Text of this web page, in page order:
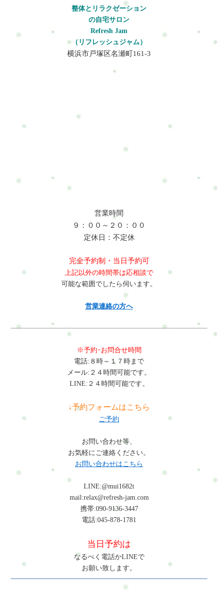
空間周りを気にせず、自分のペースで受けられます。運動が苦
手でも大丈夫ハードな筋トレではなく、“続けやすい体づく
り”を大切にしています。整体だけで終わらせませんほぐすだけ
ではなく、疲れにくい状態を少しずつ目指します。実際にどん
な事をするのかセッション料金◆初回限定セッション80分8,500
を実感しやすくなります。実際に変化を感じている方の多く
運動は行わず、その日の状態に合わせて進めていきますのでご
安心ください。体型に自信がなくて恥ずかしいのですが…気に
ありません。同じようなお悩みをお持ちの方が多く来られてい
ます。ジムやパーソナルトレーニングとの違いは何ですか？
「頑張る場所」ではなく「整える場所」という点が違います。
ですか？はい、大丈夫です。無理な食事制限やきつい運動は行
いませんが、体を整えることで自然と動きやすくなり、結果と
して体の変化を感じる方が多いです。メンタル面のケアも含ま
れていますか？はい、含まれています。呼吸やリラックスの時
間を取り入れ、考えすぎてしまう状態や落ち着かない感覚をや
さしく整えていきます。どんな服装で行けばいいですか？動き
やすい服装であれば大丈夫です。部屋着のようなリラックスで
あります。どれくらい通えば変化を感じますか？個人差はあり
ますが、1回でも「体が軽い」「気持ちがラク」と感じる方が多
いです。継続することで、より安定した変化につながります。
継続しないと意味がありませんか？無理に続ける必要はありま
感じた方だけ継続していただければ大丈夫です。病院に行くほ
どではない不調でも大丈夫ですか？はい、大丈夫です。このコ
的としています。年齢的に遅くないでしょうか？全く問題あり
ません。むしろ「今から少し整えたい」という方に向けたコー
スです。最後に体も心も、少し整うだけで毎日のラクさは変わ
っていきます。Refresh Jamでは、“頑張り続けるため”ではな
く、“無理を減らして続けられる状態”を大切にしています。ご
予約・ご相談はこちらから「何をするか分からなくても大丈夫
です。」がんばれる日じゃなくても大丈夫です。その日のあな
たに合った整え方を、一緒に見つけていきます。ご予約方法電
ビューティー・minimoで予約ができます。ご予約はこちら※不
安なことがあれば、事前にご相談も可能です。まずは短い時間
から試したい方へ120分はしっかり整えるコースですが、・いき
なり長い時間は少し不安・まずは試してみたい・その日だけ軽
く整えたい◆そんな方には■カラダとココロの整え方ミニセッシ
日の状態に合わせる→短い時間でも◆「少しラクになった」と
感じることを大切にしていますこんな方におすすめです・運動
が初めて・苦手・短時間で整えたい・仕事や家事の合間に通い
たい・まずは試してみたい・軽く運動習慣を作りたい・姿勢や
呼吸を整えたい・疲れを溜め込みたくない・定期的にメンテナ
分の内容カラダ・ココロ・体型づくりの中から、1つを選んで集
こんな方へ・頭が休まらない・呼吸が浅い・緊張しやすい・リ
ラックスしたいそんな方へ。内容例・呼吸調整・リラックスケ
軽く体を動かしたい・姿勢を整えたい・運動不足が気になる・
ーニング・姿勢づくり・簡単な運動サポートなどを行います。
※ライトセッション35分は整体は含まれません。実際にどんな
人目を気にせず、ゆっくり整えられます。運動が苦手でも大丈
夫“がんばる運動”ではなく、“続けやすい体づくり”を大切にして
心のラクさにつながっていきます。セッション料金◆初回限定
セッション35分4,500円― 単発受講◆4回チケット（35分×4）
16,000円― 2,000円お得有効期限：1ヶ月以内◆8回チケット（35
分×8）30,000円― 6,000円お得有効期限：2ヶ月以内※人は変化
を与えることができます。※体質改善や慢性的な不調の改善
は、継続することで効果を実感しやすくなります。実際に変化
す。そのため、お得な4回・8回チケットをご用意しています。
大丈夫です。このコースは「できることから始める」ことを大
切にしています。無理な運動は行わず、その日の状態に合わせ
て進めていきますのでご安心ください。体型に自信がなくて恥
ずかしいのですが…気にしなくて大丈夫です。完全予約制のた
ちの方が多く来られています。ジムやパーソナルトレーニング
との違いは何ですか？「頑張る場所」ではなく「整える場所」
き、呼吸やリラックスも取り入れながら整えていきます。ダイ
エット目的でも大丈夫ですか？はい、大丈夫です。無理な食事
制限やきつい運動は行いませんが、体を整えることで自然と動
きやすくなり、結果として体の変化を感じる方が多いです。メ
ンタル面のケアも含まれていますか？はい、含まれています。
呼吸やリラックスの時間を取り入れ、考えすぎてしまう状態や
落ち着かない感覚をやさしく整えていきます。どんな服装で行
けばいいですか？動きやすい服装であれば大丈夫です。部屋着
もお着替えを準備してあります。どれくらい通えば変化を感じ
ますか？個人差はありますが、1回でも「体が軽い」「気持ちが
ラク」と感じる方が多いです。継続することで、より安定した
変化につながります。継続しないと意味がありませんか？無理
に続ける必要はありません。まずは1回試していただき、「これ
整体とリラクゼーション
の自宅サロン
Refresh Jam
（リフレッシュジャム）
横浜市戸塚区名瀬町161-3
営業時間
９：００～２０：００
定休日：不定休
完全予約制・当日予約可
上記以外の時間帯は応相談で
可能な範囲でしたら伺います。
営業連絡の方へ
※予約･お問合せ時間
電話:８時～１７時まで
メール:２４時間可能です。
LINE:２４時間可能です。
↓予約フォームはこちら
ご予約
お問い合わせ等、
お気軽にご連絡ください。
お問い合わせはこちら
LINE:@mui1682t
mail:relax@refresh-jam.com
携帯:090-9136-3447
電話:045-878-1781
当日予約は
なるべく電話かLINEで
お願い致します。